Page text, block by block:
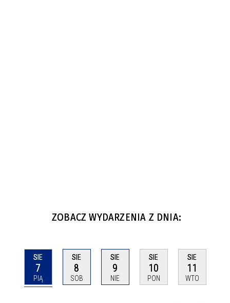
ZOBACZ WYDARZENIA Z DNIA:
SIE
7
PIĄ
SIE
8
SOB
SIE
9
NIE
SIE
10
PON
SIE
11
WTO